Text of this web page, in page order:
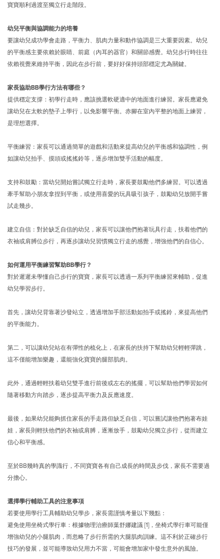
寶寶順利過渡至獨立行走階段。
幼兒平衡與協調能力的培養
要讓幼兒成功學會走路，平衡力、肌肉力量和動作協調是三大重要因素。幼兒
的平衡感主要依賴於眼睛、前庭（內耳的器官）和關節感覺。幼兒步行時往往
依賴視覺來維持平衡，因此在步行前，要好好保持頭部穩定尤為關鍵。
家長協助BB學行方法有哪些？
提供穩定支撐：初學行走時，應該挑選軟硬適中的地面進行練習。家長應避免
讓幼兒在太軟的墊子上學行，以免影響平衡。赤腳在室內平整的地面上練習，
是理想選擇。
平衡練習：家長可以通過簡單的遊戲和活動來提高幼兒的平衡感和協調性，例
如讓幼兒拍手、摸頭或搖搖鈴等，逐步增加雙手活動的幅度。
支持和鼓勵：當幼兒開始嘗試獨立行走時，家長要鼓勵他們多練習。可以透過
牽手幫助小朋友拿捏到平衡，或使用喜愛的玩具吸引孩子，鼓勵幼兒放開手嘗
試走幾步。
建立自信：對於缺乏自信的幼兒，家長可以讓他們抱著玩具行走，扶着他們的
衣袖或肩膊位步行，再逐步讓幼兒習慣獨立行走的感覺，增強他們的自信心。
如何運用平衡練習幫助BB學行？
對於遲遲未學懂自己步行的寶寶，家長可以透過一系列平衡練習來輔助，促進
幼兒學習步行。
首先，讓幼兒背靠著沙發站立，透過增加手部活動如拍手或搖鈴，來提高他們
的平衡能力。
第二，可以讓幼兒站在有彈性的梳化上，在家長的扶持下幫助幼兒輕輕彈跳，
這不僅能增加樂趣，還能強化寶寶的腿部肌肉。
此外，通過輕輕扶着幼兒雙手進行前後或左右的搖擺，可以幫助他們學習如何
隨著移動方向踏步，逐步提高平衡力及反應速度。
最後，如果幼兒能夠抓住家長的手走路但缺乏自信，可以嘗試讓他們抱著布娃
娃，家長則輕扶他們的衣袖或肩膊，逐漸放手，鼓勵幼兒獨立步行，從而建立
信心和平衡感。
至於BB幾時真的學識行，不同寶寶各有自己成長的時間及步伐，家長不需要過
分擔心。
選擇學行輔助工具的注意事項
若要使用學行工具輔助幼兒學步，家長需謹慎考量以下幾點：
避免使用坐椅式學行車：根據物理治療師葉舒娜建議 [1]，坐椅式學行車可能僅
增強幼兒的小腿肌肉，而忽略了步行所需的大腿肌肉訓練。這不利於正確步行
技巧的發展，並可能導致幼兒用力不當，可能會增加家中發生意外的風險。